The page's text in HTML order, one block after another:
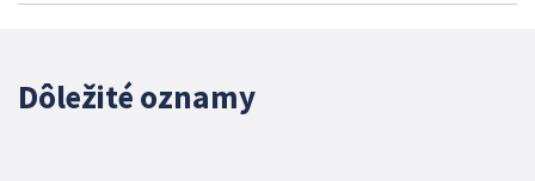
Dôležité oznamy